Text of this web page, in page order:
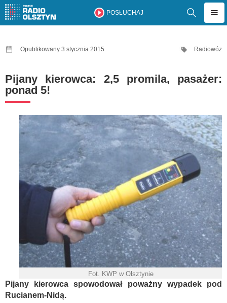
POSŁUCHAJ
Opublikowany 3 stycznia 2015 Radiowóz
Pijany kierowca: 2,5 promila, pasażer:
ponad 5!
Fot. KWP w Olsztynie
Pijany kierowca spowodował poważny wypadek pod
Rucianem-Nidą.